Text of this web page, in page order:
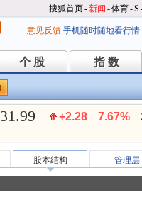
搜狐首页-新闻 -体育-S
意见反馈 手机随时随地看行情
个 股
个 股 指 数
指 数
31.99 +2.28 7.67%
股本结构 管理层